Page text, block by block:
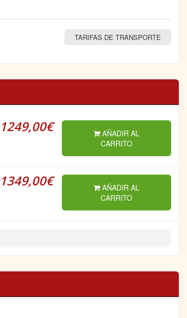
TARIFAS DE TRANSPORTE
1249,00€
AÑADIR AL
CARRITO
1349,00€
AÑADIR AL
CARRITO